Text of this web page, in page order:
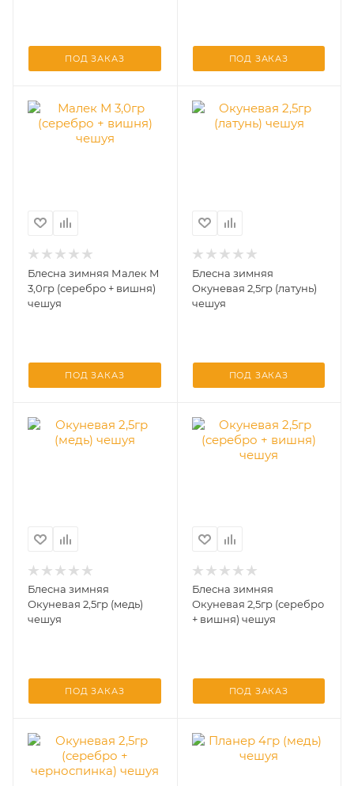
ПОД ЗАКАЗ ПОД ЗАКАЗ
Блесна зимняя Малек М
3,0гр (серебро + вишня)
чешуя
ПОД ЗАКАЗ
Блесна зимняя
Окуневая 2,5гр (латунь)
чешуя
ПОД ЗАКАЗ
Блесна зимняя
Окуневая 2,5гр (медь)
чешуя
ПОД ЗАКАЗ
Блесна зимняя
Окуневая 2,5гр (серебро
+ вишня) чешуя
ПОД ЗАКАЗ